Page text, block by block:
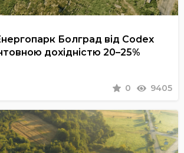
Енергопарк Болград від Codex
дохідністю 20–25%
0 9405